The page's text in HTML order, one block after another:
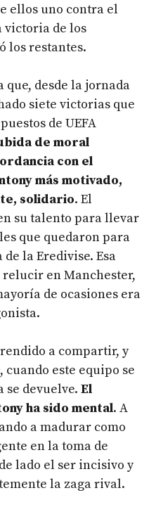
ellos uno contra el
victoria de los
los restantes.
que, desde la jornada
siete victorias que
de UEFA
de moral
con el
más motivado,
solidario. El
su talento para llevar
que quedaron para
la Eredivise. Esa
en Manchester,
de ocasiones era
a compartir, y
cuando este equipo se
se devuelve. El
ha sido mental. A
a madurar como
en la toma de
lado el ser incisivo y
la zaga rival.